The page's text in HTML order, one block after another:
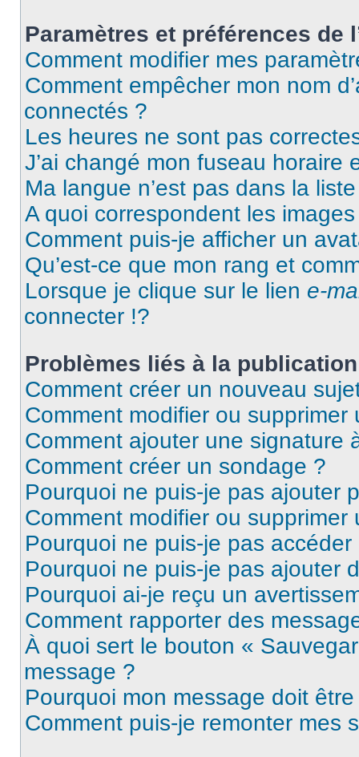
Paramètres et préférences de
Comment modifier mes
Comment empêcher mon nom
connectés ?
Les heures ne sont pas
J’ai changé mon fuseau horaire
Ma langue n’est pas dans la
A quoi correspondent les
Comment puis-je afficher un
Qu’est-ce que mon rang et
Lorsque je clique sur le lien e-
connecter !?
Problèmes liés à la
Comment créer un nouveau
Comment modifier ou supprimer
Comment ajouter une signature
Comment créer un sondage ?
Pourquoi ne puis-je pas ajouter
Comment modifier ou supprimer
Pourquoi ne puis-je pas
Pourquoi ne puis-je pas ajouter
Pourquoi ai-je reçu un
Comment rapporter des
À quoi sert le bouton «
message ?
Pourquoi mon message doit
Comment puis-je remonter mes